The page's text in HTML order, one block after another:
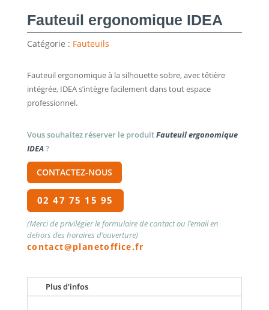
Fauteuil ergonomique IDEA
Catégorie : Fauteuils
Fauteuil ergonomique à la silhouette sobre, avec têtière
intégrée, IDEA s’intègre facilement dans tout espace
professionnel.
Vous souhaitez réserver le produitFauteuil ergonomique
IDEA?
CONTACTEZ-NOUS
02 47 75 15 95
(Merci de privilégier le formulaire de contact ou l’email en
dehors des horaires d’ouverture)
contact@planetoffice.fr
Plus d'infos